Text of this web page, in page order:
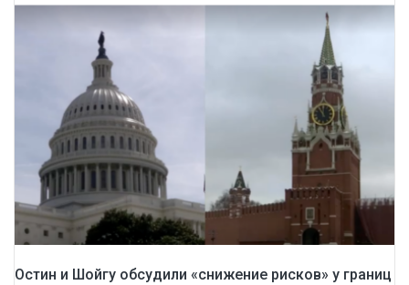
Остин и Шойгу обсудили «снижение рисков» у границ